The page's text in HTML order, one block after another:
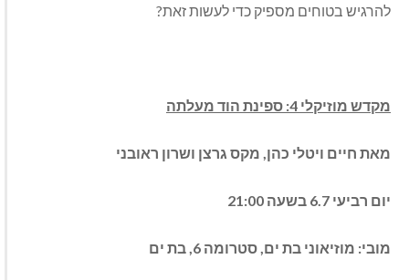
להרגיש בטוחים מספיק כדי לעשות זאת?
מקדש מוזיקלי 4: ספינת הוד מעלתה
מאת חיים ויטלי כהן, מקס גרצן ושרון ראובני
יום רביעי 6.7 בשעה 21:00
מובי: מוזיאוני בת ים, סטרומה 6, בת ים